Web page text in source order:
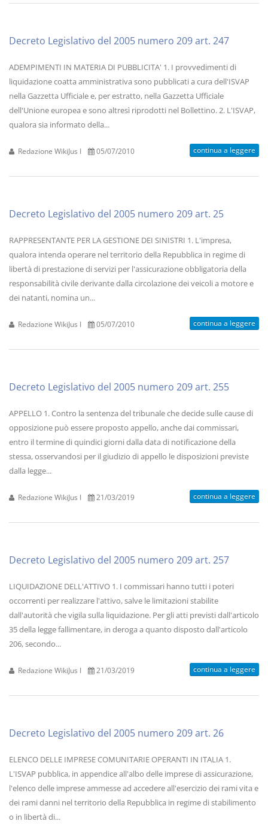
Decreto Legislativo del 2005 numero 209 art. 247
ADEMPIMENTI IN MATERIA DI PUBBLICITA' 1. I provvedimenti di
liquidazione coatta amministrativa sono pubblicati a cura dell'ISVAP
nella Gazzetta Ufficiale e, per estratto, nella Gazzetta Ufficiale
dell'Unione europea e sono altresì riprodotti nel Bollettino. 2. L'ISVAP,
qualora sia informato della...
Redazione WikiJus I 05/07/2010 continua a leggere
Decreto Legislativo del 2005 numero 209 art. 25
RAPPRESENTANTE PER LA GESTIONE DEI SINISTRI 1. L'impresa,
qualora intenda operare nel territorio della Repubblica in regime di
libertà di prestazione di servizi per l'assicurazione obbligatoria della
responsabilità civile derivante dalla circolazione dei veicoli a motore e
dei natanti, nomina un...
Redazione WikiJus I 05/07/2010 continua a leggere
Decreto Legislativo del 2005 numero 209 art. 255
APPELLO 1. Contro la sentenza del tribunale che decide sulle cause di
opposizione può essere proposto appello, anche dai commissari,
entro il termine di quindici giorni dalla data di notificazione della
stessa, osservandosi per il giudizio di appello le disposizioni previste
dalla legge...
Redazione WikiJus I 21/03/2019 continua a leggere
Decreto Legislativo del 2005 numero 209 art. 257
LIQUIDAZIONE DELL'ATTIVO 1. I commissari hanno tutti i poteri
occorrenti per realizzare l'attivo, salve le limitazioni stabilite
dall'autorità che vigila sulla liquidazione. Per gli atti previsti dall'articolo
35 della legge fallimentare, in deroga a quanto disposto dall'articolo
206, secondo...
Redazione WikiJus I 21/03/2019 continua a leggere
Decreto Legislativo del 2005 numero 209 art. 26
ELENCO DELLE IMPRESE COMUNITARIE OPERANTI IN ITALIA 1.
L'ISVAP pubblica, in appendice all'albo delle imprese di assicurazione,
l'elenco delle imprese ammesse ad accedere all'esercizio dei rami vita e
dei rami danni nel territorio della Repubblica in regime di stabilimento
o in libertà di...